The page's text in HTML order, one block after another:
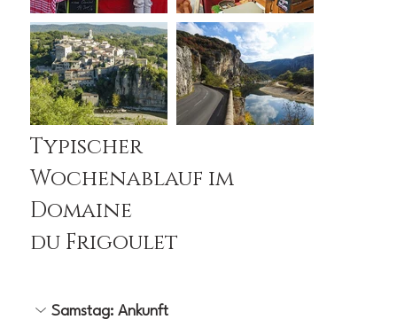
Typischer
Wochenablauf im
Domaine
du Frigoulet
Samstag: Ankunft